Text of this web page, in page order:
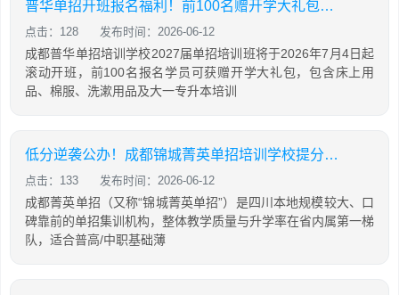
普华单招开班报名福利！前100名赠开学大礼包，含床上用品，棉服，先到先得！
点击：128 发布时间：2026-06-12
成都普华单招培训学校2027届单招培训班将于2026年7月4日起
滚动开班，前100名报名学员可获赠开学大礼包，包含床上用
品、棉服、洗漱用品及大一专升本培训
低分逆袭公办！成都锦城菁英单招培训学校提分攻略
点击：133 发布时间：2026-06-12
成都菁英单招（又称“锦城菁英单招”）是四川本地规模较大、口
碑靠前的单招集训机构，整体教学质量与升学率在省内属第一梯
队，适合普高/中职基础薄